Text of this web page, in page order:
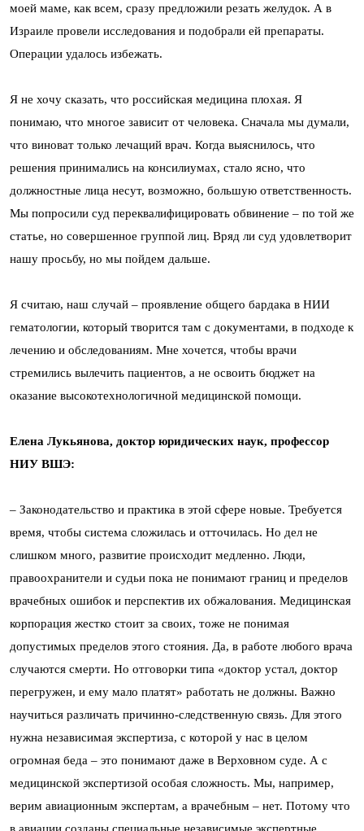
моей маме, как всем, сразу предложили резать желудок. А в
Израиле провели исследования и подобрали ей препараты.
Операции удалось избежать.
Я не хочу сказать, что российская медицина плохая. Я
понимаю, что многое зависит от человека. Сначала мы думали,
что виноват только лечащий врач. Когда выяснилось, что
решения принимались на консилиумах, стало ясно, что
должностные лица несут, возможно, большую ответственность.
Мы попросили суд переквалифицировать обвинение – по той же
статье, но совершенное группой лиц. Вряд ли суд удовлетворит
нашу просьбу, но мы пойдем дальше.
Я считаю, наш случай – проявление общего бардака в НИИ
гематологии, который творится там с документами, в подходе к
лечению и обследованиям. Мне хочется, чтобы врачи
стремились вылечить пациентов, а не освоить бюджет на
оказание высокотехнологичной медицинской помощи.
Елена Лукьянова, доктор юридических наук, профессор
НИУ ВШЭ:
– Законодательство и практика в этой сфере новые. Требуется
время, чтобы система сложилась и отточилась. Но дел не
слишком много, развитие происходит медленно. Люди,
правоохранители и судьи пока не понимают границ и пределов
врачебных ошибок и перспектив их обжалования. Медицинская
корпорация жестко стоит за своих, тоже не понимая
допустимых пределов этого стояния. Да, в работе любого врача
случаются смерти. Но отговорки типа «доктор устал, доктор
перегружен, и ему мало платят» работать не должны. Важно
научиться различать причинно-следственную связь. Для этого
нужна независимая экспертиза, с которой у нас в целом
огромная беда – это понимают даже в Верховном суде. А с
медицинской экспертизой особая сложность. Мы, например,
верим авиационным экспертам, а врачебным – нет. Потому что
в авиации созданы специальные независимые экспертные